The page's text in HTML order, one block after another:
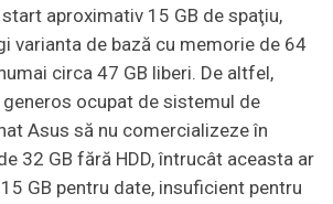
aproximativ 15 GB de spaţiu,
varianta de bază cu memorie de 64
circa 47 GB liberi. De altfel,
ocupat de sistemul de
Asus să nu comercializeze în
32 GB fără HDD, întrucât aceasta ar
GB pentru date, insuficient pentru